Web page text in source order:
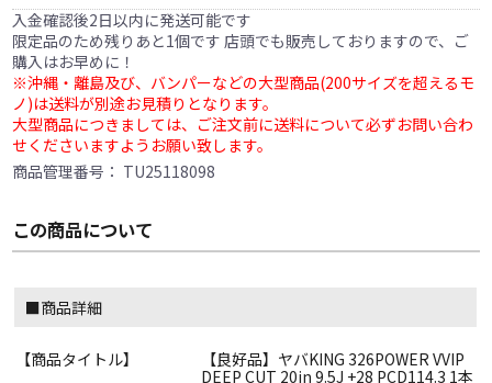
入金確認後2日以内に発送可能です
限定品のため残りあと1個です 店頭でも販売しておりますので、ご
購入はお早めに！
※沖縄・離島及び、バンパーなどの大型商品(200サイズを超えるモ
ノ)は送料が別途お見積りとなります。
大型商品につきましては、ご注文前に送料について必ずお問い合わ
せくださいますようお願い致します。
商品管理番号： TU25118098
この商品について
■商品詳細
【商品タイトル】
【良好品】ヤバKING 326POWER VVIP
DEEP CUT 20in 9.5J +28 PCD114.3 1本